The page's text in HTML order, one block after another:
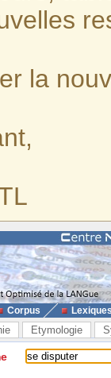
la
Corpus
Etymologie